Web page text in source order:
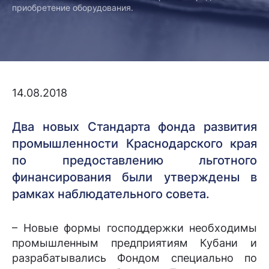
приобретение оборудования.
14.08.2018
Два новых Стандарта фонда развития
промышленности Краснодарского края
по предоставлению льготного
финансирования были утверждены в
рамках наблюдательного совета.
– Новые формы господдержки необходимы
промышленным предприятиям Кубани и
разрабатывались Фондом специально по